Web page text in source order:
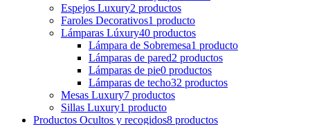
Espejos Luxury2 productos
Faroles Decorativos1 producto
Lámparas Lúxury40 productos
Lámpara de Sobremesa1 producto
Lámparas de pared2 productos
Lámparas de pie0 productos
Lámparas de techo32 productos
Mesas Luxury7 productos
Sillas Luxury1 producto
Productos Ocultos y recogidos8 productos